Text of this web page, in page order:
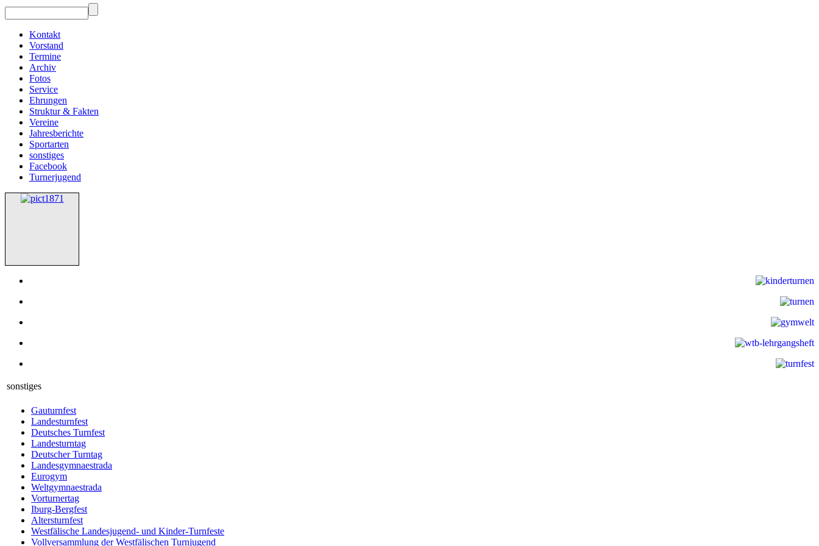
Kontakt
Vorstand
Termine
Archiv
Fotos
Service
Ehrungen
Struktur & Fakten
Vereine
Jahresberichte
Sportarten
sonstiges
Facebook
Turnerjugend
sonstiges
Gauturnfest
Landesturnfest
Deutsches Turnfest
Landesturntag
Deutscher Turntag
Landesgymnaestrada
Eurogym
Weltgymnaestrada
Vorturnertag
Iburg-Bergfest
Altersturnfest
Westfälische Landesjugend- und Kinder-Turnfeste
Vollversammlung der Westfälischen Turnjugend